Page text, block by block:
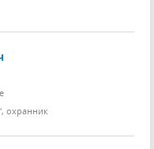
охранник